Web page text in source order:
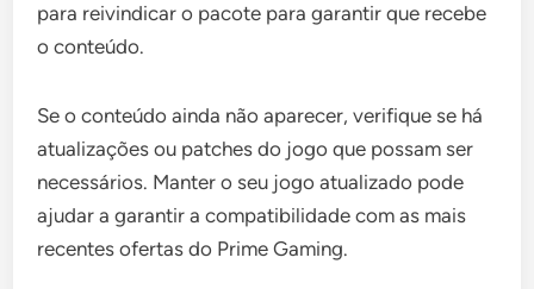
para reivindicar o pacote para garantir que recebe
o conteúdo.
Se o conteúdo ainda não aparecer, verifique se há
atualizações ou patches do jogo que possam ser
necessários. Manter o seu jogo atualizado pode
ajudar a garantir a compatibilidade com as mais
recentes ofertas do Prime Gaming.